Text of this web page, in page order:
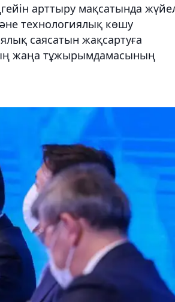
арттыру мақсатында
технологиялық көшу
саясатын жақсартуға
жаңа тұжырымдамасының